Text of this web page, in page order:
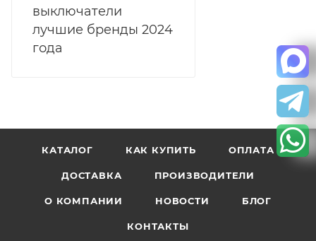
выключатели
лучшие бренды 2024
года
КАТАЛОГ КАК КУПИТЬ ОПЛАТА
ДОСТАВКА ПРОИЗВОДИТЕЛИ
О КОМПАНИИ НОВОСТИ БЛОГ
КОНТАКТЫ